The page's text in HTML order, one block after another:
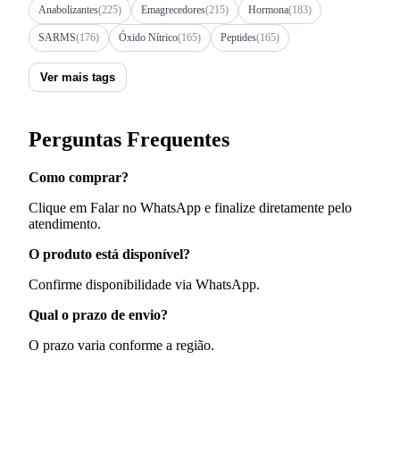
Anabolizantes(225) Emagrecedores(215) Hormona(183)
SARMS(176) Óxido Nítrico(165) Peptides(165)
Ver mais tags
Perguntas Frequentes
Como comprar?
Clique em Falar no WhatsApp e finalize diretamente pelo
atendimento.
O produto está disponível?
Confirme disponibilidade via WhatsApp.
Qual o prazo de envio?
O prazo varia conforme a região.